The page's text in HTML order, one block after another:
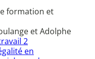
formation et
et Adolphe
2
en